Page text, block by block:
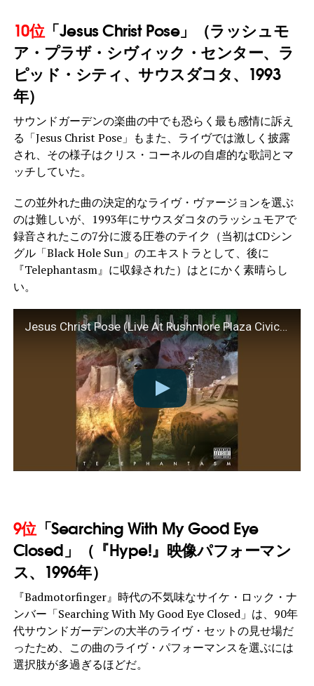
10位 「Jesus Christ Pose」（ラッシュモ
ア・プラザ・シヴィック・センター、ラ
ピッド・シティ、サウスダコタ、1993
年）
サウンドガーデンの楽曲の中でも恐らく最も感情に訴え
る「Jesus Christ Pose」もまた、ライヴでは激しく披露
され、その様子はクリス・コーネルの自虐的な歌詞とマ
ッチしていた。
この並外れた曲の決定的なライヴ・ヴァージョンを選ぶ
のは難しいが、1993年にサウスダコタのラッシュモアで
録音されたこの7分に渡る圧巻のテイク（当初はCDシン
グル「Black Hole Sun」のエキストラとして、後に
『Telephantasm』に収録された）はとにかく素晴らし
い。
Jesus Christ Pose (Live At Rushmore Plaza Civic Center, Rapid City, SD / 1993)
9位 「Searching With My Good Eye
Closed」（『Hype!』映像パフォーマン
ス、1996年）
『Badmotorfinger』時代の不気味なサイケ・ロック・ナ
ンバー「Searching With My Good Eye Closed」は、90年
代サウンドガーデンの大半のライヴ・セットの見せ場だ
ったため、この曲のライヴ・パフォーマンスを選ぶには
選択肢が多過ぎるほどだ。